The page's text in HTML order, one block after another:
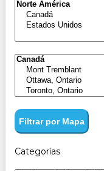
Filtrar por Mapa
Categorías